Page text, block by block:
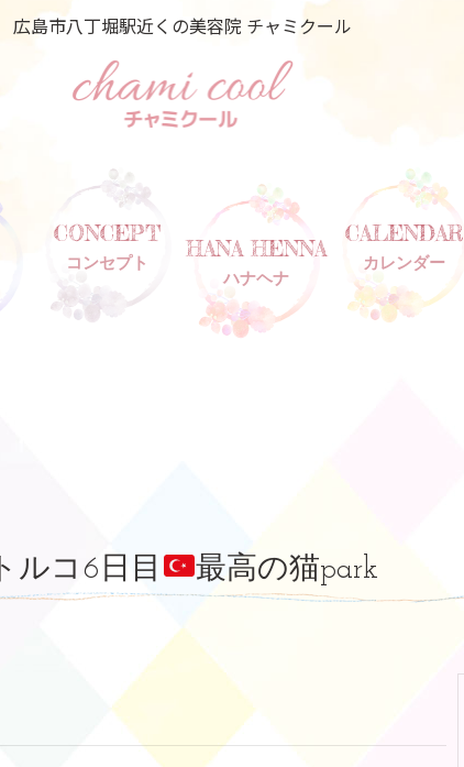
広島市八丁堀駅近くの美容院 チャミクール
CONCEPT
コンセプト
HANA HENNA
ハナヘナ
CALENDAR
カレンダー
トルコ6日目 最高の猫park